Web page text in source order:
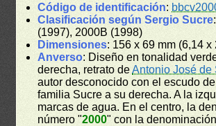
Código de identificación:
Clasificación según Sergio Sucre
(1997), 2000B (1998)
Dimensiones: 156 x 69 mm (6,14 x
Anverso: Diseño en tonalidad
derecha, retrato deAntonio José de
autor desconocido con el escudo
familia Sucre a su derecha. A la
marcas de agua. En el centro, la
número "2000" con la